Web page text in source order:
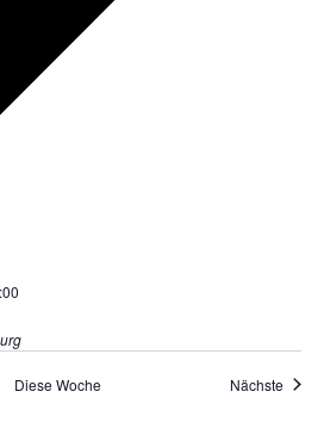
Diese Woche Nächste